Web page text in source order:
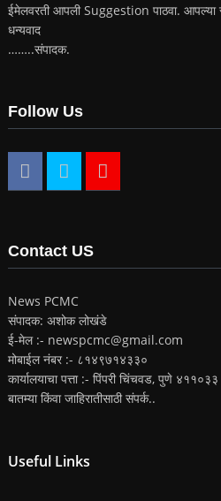
ईमेलवरती आपली Suggestion पाठवा. आपल्या
धन्यवाद
……..संपादक.
Follow Us
Contact US
News PCMC
संपादक: अशोक लोखंडे
ई-मेल :- newspcmc@gmail.com
मोबाईल नंबर :- ८१४९७१४३३०
कार्यालयाचा पत्ता :- पिंपरी चिंचवड, पुणे ४११०३३
बातम्या किंवा जाहिरातीसाठी संपर्क..
Useful Links